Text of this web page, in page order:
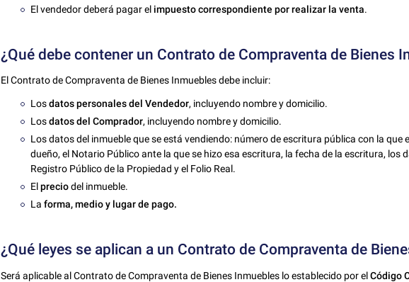
El vendedor deberá pagar el impuesto correspondiente por realizar la venta.
¿Qué debe contener un Contrato de Compraventa de Bienes
El Contrato de Compraventa de Bienes Inmuebles debe incluir:
Losdatos personales del Vendedor, incluyendo nombre y domicilio.
Losdatos del Comprador, incluyendo nombre y domicilio.
Los datos del inmueble que se está vendiendo: número de escritura pública con la que
dueño, el Notario Público ante la que se hizo esa escritura, la fecha de la escritura, los
Registro Público de la Propiedad y el Folio Real.
Elpreciodel inmueble.
Laforma, medio y lugar de pago.
¿Qué leyes se aplican a un Contrato de Compraventa de
Será aplicable al Contrato de Compraventa de Bienes Inmuebles lo establecido por elCódigo